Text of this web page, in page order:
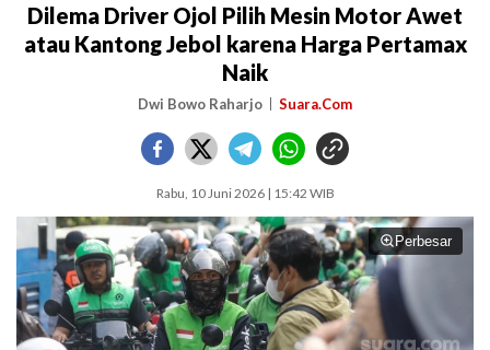
Dilema Driver Ojol Pilih Mesin Motor Awet
atau Kantong Jebol karena Harga Pertamax
Naik
Dwi Bowo Raharjo Suara.Com
Rabu, 10 Juni 2026 | 15:42 WIB
Perbesar